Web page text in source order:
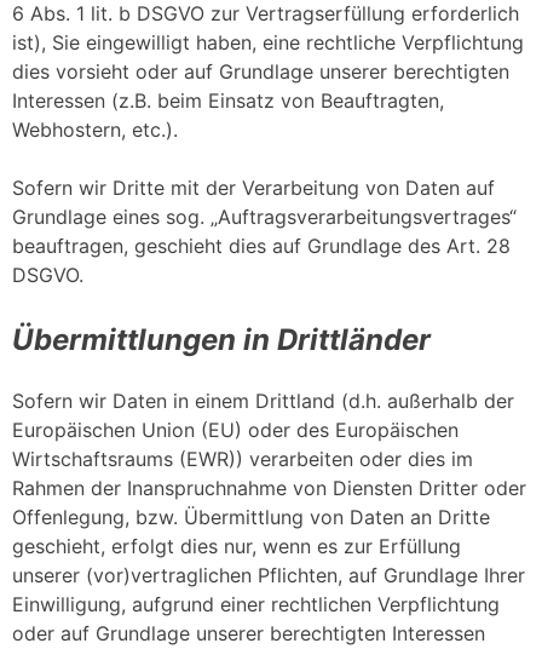
6 Abs. 1 lit. b DSGVO zur Vertragserfüllung erforderlich
ist), Sie eingewilligt haben, eine rechtliche Verpflichtung
dies vorsieht oder auf Grundlage unserer berechtigten
Interessen (z.B. beim Einsatz von Beauftragten,
Webhostern, etc.).
Sofern wir Dritte mit der Verarbeitung von Daten auf
Grundlage eines sog. „Auftragsverarbeitungsvertrages“
beauftragen, geschieht dies auf Grundlage des Art. 28
DSGVO.
Übermittlungen in Drittländer
Sofern wir Daten in einem Drittland (d.h. außerhalb der
Europäischen Union (EU) oder des Europäischen
Wirtschaftsraums (EWR)) verarbeiten oder dies im
Rahmen der Inanspruchnahme von Diensten Dritter oder
Offenlegung, bzw. Übermittlung von Daten an Dritte
geschieht, erfolgt dies nur, wenn es zur Erfüllung
unserer (vor)vertraglichen Pflichten, auf Grundlage Ihrer
Einwilligung, aufgrund einer rechtlichen Verpflichtung
oder auf Grundlage unserer berechtigten Interessen